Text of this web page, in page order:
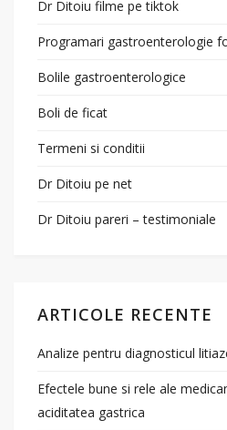
Dr Ditoiu filme pe tiktok
Programari gastroenterologie
Bolile gastroenterologice
Boli de ficat
Termeni si conditii
Dr Ditoiu pe net
Dr Ditoiu pareri – testimoniale
ARTICOLE RECENTE
Analize pentru diagnosticul
Efectele bune si rele ale
aciditatea gastrica